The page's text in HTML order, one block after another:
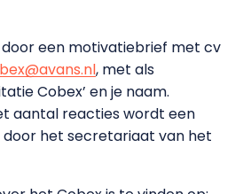
een motivatiebrief met cv
, met als
Cobex’ en je naam.
aantal reacties wordt een
het secretariaat van het